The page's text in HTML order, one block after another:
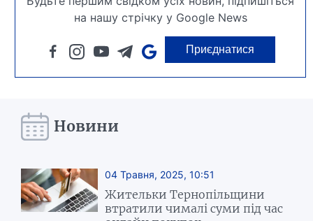
на нашу стрічку у Google News
Приєднатися
Новини
04 Травня, 2025, 10:51
Жительки Тернопільщини
втратили чималі суми під час